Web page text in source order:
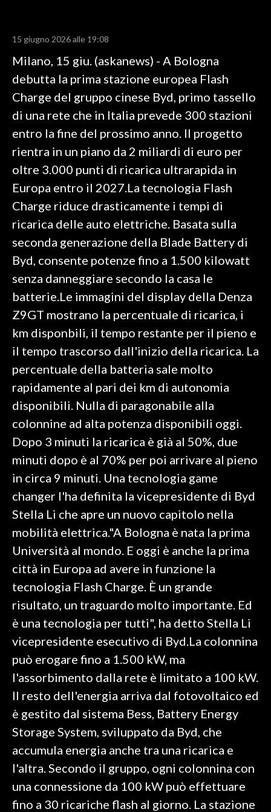
RISULTATI E CLASSIFICHE
CALCIO
CALCIO REGIONALE
BASKET
VOLLEY
MOTORI
TENNIS
ALTRI SPORT
SPETTACOLI
GOSSIP
SALUTE
SARDEGNA TURISMO
#CARAUNIONE
3 MINUTI CON
INFO AZIENDE
ABBONATI
ANNUNCI
NECROLOGI
PUBBLICITÀ
SPIAGGE
STORE
15 giugno 2026 alle 19:08
Milano, 15 giu. (askanews) - A Bologna
debutta la prima stazione europea Flash
Charge del gruppo cinese Byd, primo tassello
di una rete che in Italia prevede 300 stazioni
entro la fine del prossimo anno. Il progetto
rientra in un piano da 2 miliardi di euro per
oltre 3.000 punti di ricarica ultrarapida in
Europa entro il 2027.La tecnologia Flash
Charge riduce drasticamente i tempi di
ricarica delle auto elettriche. Basata sulla
seconda generazione della Blade Battery di
Byd, consente potenze fino a 1.500 kilowatt
senza danneggiare secondo la casa le
batterie.Le immagini del display della Denza
Z9GT mostrano la percentuale di ricarica, i
km disponbili, il tempo restante per il pieno e
il tempo trascorso dall'inizio della ricarica. La
percentuale della batteria sale molto
rapidamente al pari dei km di autonomia
disponibili. Nulla di paragonabile alla
colonnine ad alta potenza disponibili oggi.
Dopo 3 minuti la ricarica è già al 50%, due
minuti dopo è al 70% per poi arrivare al pieno
in circa 9 minuti. Una tecnologia game
changer l'ha definita la vicepresidente di Byd
Stella Li che apre un nuovo capitolo nella
mobilità elettrica."A Bologna è nata la prima
Università al mondo. E oggi è anche la prima
città in Europa ad avere in funzione la
tecnologia Flash Charge. È un grande
risultato, un traguardo molto importante. Ed
è una tecnologia per tutti", ha detto Stella Li
vicepresidente esecutivo di Byd.La colonnina
può erogare fino a 1.500 kW, ma
l'assorbimento dalla rete è limitato a 100 kW.
Il resto dell'energia arriva dal fotovoltaico ed
è gestito dal sistema Bess, Battery Energy
Storage System, sviluppato da Byd, che
accumula energia anche tra una ricarica e
l'altra. Secondo il gruppo, ogni colonnina con
una connessione da 100 kW può effettuare
fino a 30 ricariche flash al giorno. La stazione